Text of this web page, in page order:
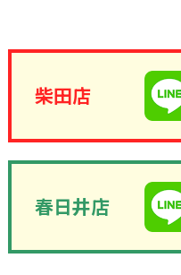
柴田店
春日井店